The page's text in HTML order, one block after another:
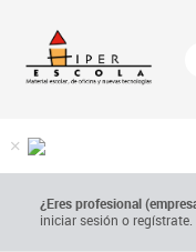
¿Eres profesional
iniciar sesión o regístrate.